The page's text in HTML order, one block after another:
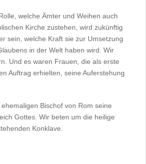
welche Ämter und Weihen auch
Kirche zustehen, wird zukünftig
sein, welche Kraft sie zur Umsetzung
in der Welt haben wird. Wir
Und es waren Frauen, die als erste
Auftrag erhielten, seine Auferstehung
Bischof von Rom seine
Gottes. Wir beten um die heilige
Konklave.